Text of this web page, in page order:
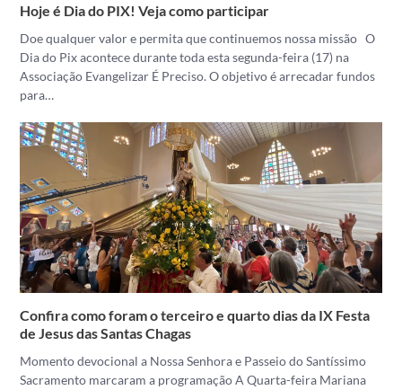
Hoje é Dia do PIX! Veja como participar
Doe qualquer valor e permita que continuemos nossa missão O
Dia do Pix acontece durante toda esta segunda-feira (17) na
Associação Evangelizar É Preciso. O objetivo é arrecadar fundos
para…
Confira como foram o terceiro e quarto dias da IX Festa
de Jesus das Santas Chagas
Momento devocional a Nossa Senhora e Passeio do Santíssimo
Sacramento marcaram a programação A Quarta-feira Mariana